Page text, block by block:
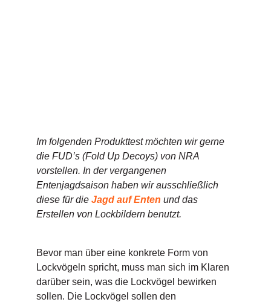
Im folgenden Produkttest möchten wir gerne
die FUD’s (Fold Up Decoys) von NRA
vorstellen. In der vergangenen
Entenjagdsaison haben wir ausschließlich
diese für die Jagd auf Enten und das
Erstellen von Lockbildern benutzt.
Bevor man über eine konkrete Form von
Lockvögeln spricht, muss man sich im Klaren
darüber sein, was die Lockvögel bewirken
sollen. Die Lockvögel sollen den